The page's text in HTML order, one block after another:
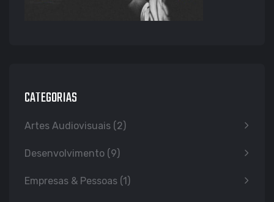
CATEGORIAS
Artes Audiovisuais (2)
Desenvolvimento (9)
Empresas & Pessoas (1)